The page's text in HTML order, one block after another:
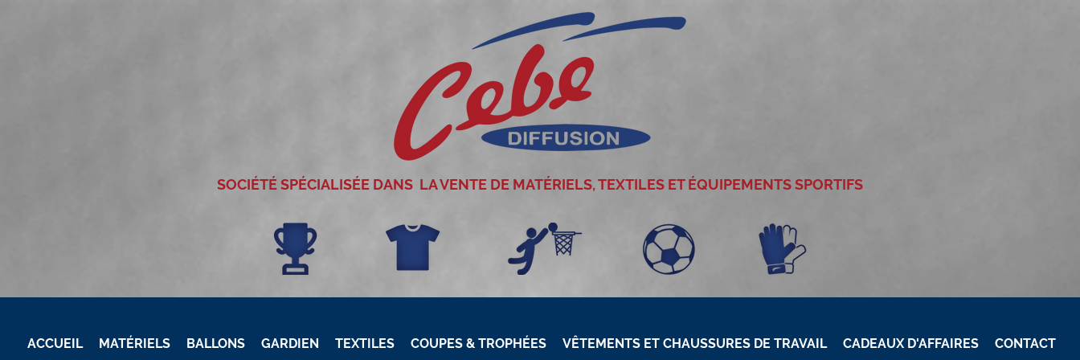
SOCIÉTÉ SPÉCIALISÉE DANS LA VENTE DE MATÉRIELS, TEXTILES ET ÉQUIPEMENTS SPORTIFS
ACCUEIL MATÉRIELS BALLONS GARDIEN TEXTILES COUPES & TROPHÉES VÊTEMENTS ET CHAUSSURES DE TRAVAIL CADEAUX D'AFFAIRES CONTACT